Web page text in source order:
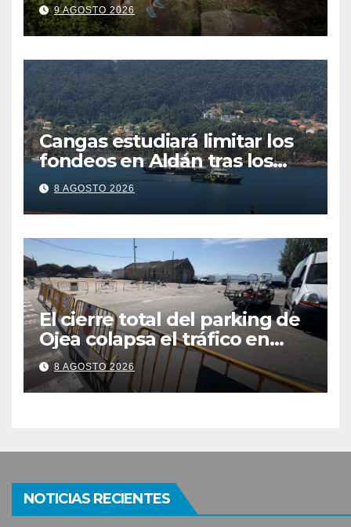
9 AGOSTO 2026
Cangas estudiará limitar los
fondeos en Aldán tras los
últimos episodios de
contaminación en Arneles
8 AGOSTO 2026
El cierre total del parking de
Ojea colapsa el tráfico en
Cangas
8 AGOSTO 2026
NOTICIAS RECIENTES